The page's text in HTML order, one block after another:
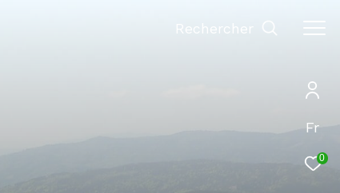
Fr
0
Rechercher